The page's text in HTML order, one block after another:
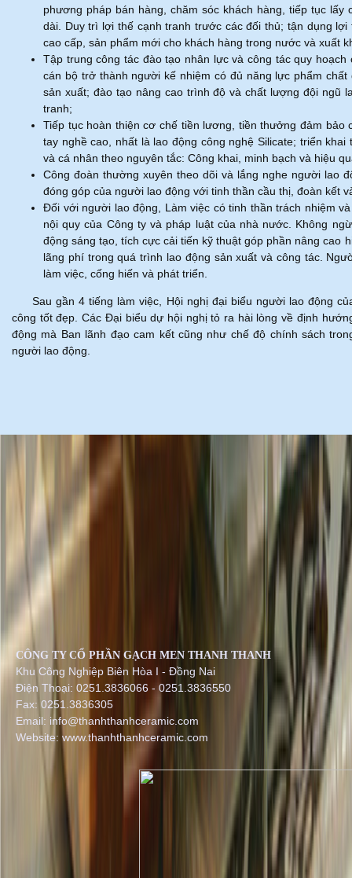
phương pháp bán hàng, chăm sóc khách hàng, tiếp tục
dài. Duy trì lợi thế cạnh tranh trước các đối thủ; tận dụng
cao cấp, sản phẩm mới cho khách hàng trong nước và xuất
Tập trung công tác đào tạo nhân lực và công tác quy
cán bộ trở thành người kế nhiệm có đủ năng lực phẩm
sản xuất; đào tạo nâng cao trình độ và chất lượng đội ngũ
tranh;
Tiếp tục hoàn thiện cơ chế tiền lương, tiền thưởng đảm
tay nghề cao, nhất là lao động công nghệ Silicate; triển
và cá nhân theo nguyên tắc: Công khai, minh bạch và hiệu
Công đoàn thường xuyên theo dõi và lắng nghe người lao
đóng góp của người lao động với tinh thần cầu thị, đoàn kết
Đối với người lao động, Làm việc có tinh thần trách nhiệm
nội quy của Công ty và pháp luật của nhà nước. Không
động sáng tạo, tích cực cải tiến kỹ thuật góp phần nâng cao
lãng phí trong quá trình lao động sản xuất và công tác.
làm việc, cống hiến và phát triển.
Sau gần 4 tiếng làm việc, Hội nghị đại biểu người lao động
công tốt đẹp. Các Đại biểu dự hội nghị tỏ ra hài lòng về định
động mà Ban lãnh đạo cam kết cũng như chế độ chính sách
người lao động.
CÔNG TY CỔ PHẦN GẠCH MEN THANH THANH
Khu Công Nghiệp Biên Hòa I - Đồng Nai
Điện Thoại: 0251.3836066 - 0251.3836550
Fax: 0251.3836305
Email: info@thanhthanhceramic.com
Website: www.thanhthanhceramic.com